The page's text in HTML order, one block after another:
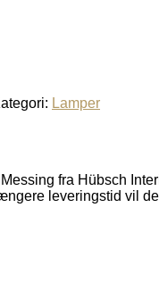
Lamper
fra Hübsch
leveringstid vil